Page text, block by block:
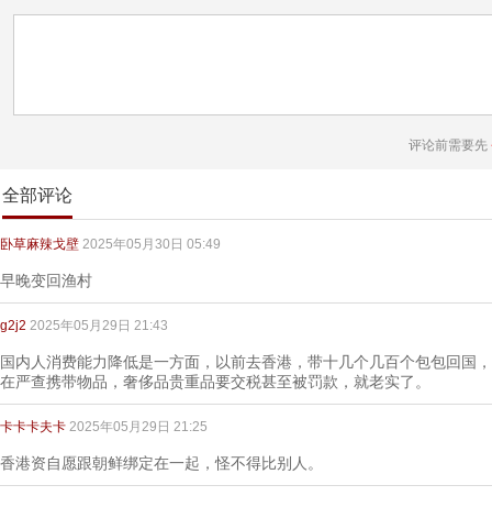
评论前需要先
全部评论
卧草麻辣戈壁 2025年05月30日 05:49
早晚变回渔村
g2j2 2025年05月29日 21:43
国内人消费能力降低是一方面，以前去香港，带十几个几百个包包回国
在严查携带物品，奢侈品贵重品要交税甚至被罚款，就老实了。
卡卡卡夫卡 2025年05月29日 21:25
香港资自愿跟朝鲜绑定在一起，怪不得比别人。